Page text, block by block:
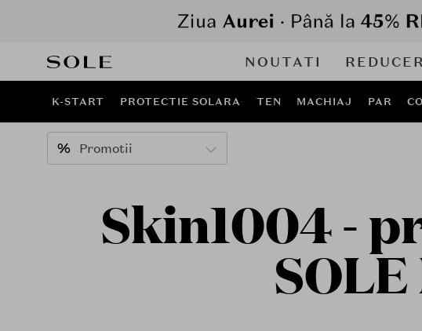
NOUTATI
K-START PROTECTIE SOLARA TEN MACHIAJ PAR
Promotii
Skin1004 -